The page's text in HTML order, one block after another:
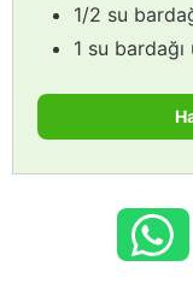
1/2 su
1 su bardağı